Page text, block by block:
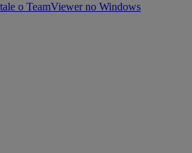
o TeamViewer no Windows